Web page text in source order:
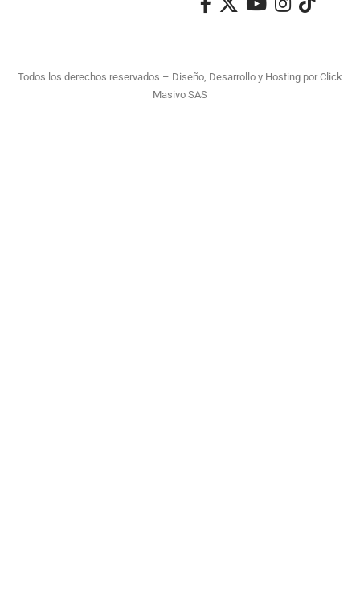
Todos los derechos reservados – Diseño, Desarrollo y Hosting porClick
Masivo SAS